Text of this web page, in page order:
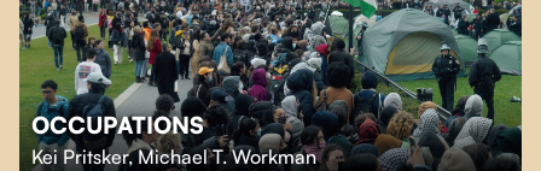
OCCUPATIONS
Kei Pritsker,Michael T. Workman